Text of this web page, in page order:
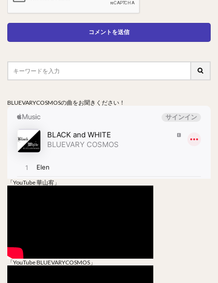
BLUEVARYCOSMOSの曲をお聞きください！
「YouTube 華山宥」
「YouTube BLUEVARYCOSMOS」